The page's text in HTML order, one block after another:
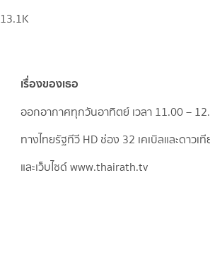
13.1K
เรื่องของเธอ
ออกอากาศทุกวันอาทิตย์ เวลา 11.00 –
ทางไทยรัฐทีวี HD ช่อง 32 เคเบิลและดาวเ
และเว็บไซด์ www.thairath.tv